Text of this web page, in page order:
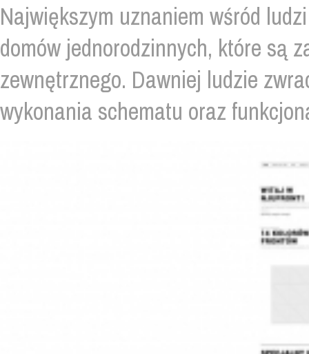
Największym uznaniem wśród
domów jednorodzinnych, które są
zewnętrznego. Dawniej ludzie
wykonania schematu oraz